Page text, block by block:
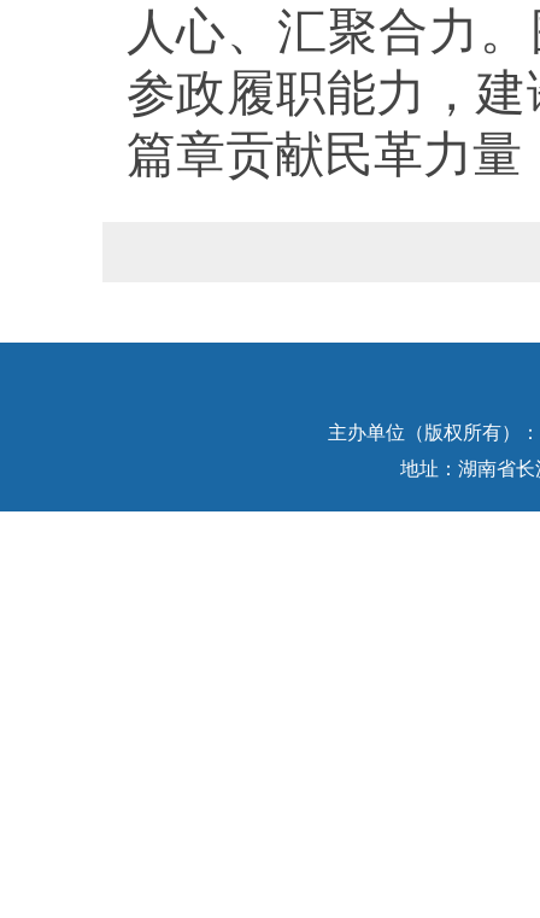
人心、汇聚合力
参政履职能力，
篇章贡献民革力量
主办单位（版权所有）
地址：湖南省